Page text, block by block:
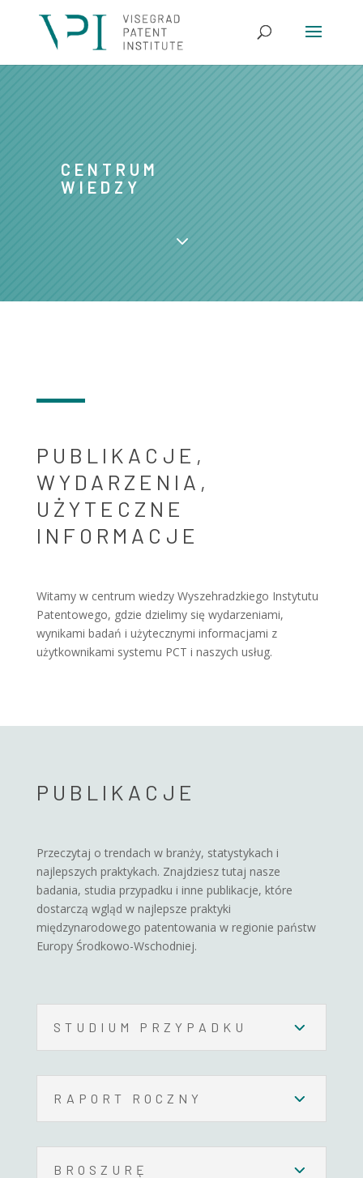
CENTRUM
WIEDZY
3
PUBLIKACJE,
WYDARZENIA,
UŻYTECZNE
INFORMACJE
Witamy w centrum wiedzy Wyszehradzkiego Instytutu
Patentowego, gdzie dzielimy się wydarzeniami,
wynikami badań i użytecznymi informacjami z
użytkownikami systemu PCT i naszych usług.
PUBLIKACJE
Przeczytaj o trendach w branży, statystykach i
najlepszych praktykach. Znajdziesz tutaj nasze
badania, studia przypadku i inne publikacje, które
dostarczą wgląd w najlepsze praktyki
międzynarodowego patentowania w regionie państw
Europy Środkowo-Wschodniej.
STUDIUM PRZYPADKU
RAPORT ROCZNY
BROSZURĘ